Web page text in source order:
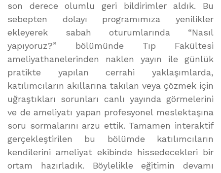
son derece olumlu geri bildirimler aldık. Bu
sebepten dolayı programımıza yenilikler
ekleyerek sabah oturumlarında “Nasıl
yapıyoruz?” bölümünde Tıp Fakültesi
ameliyathanelerinden naklen yayın ile günlük
pratikte yapılan cerrahi yaklaşımlarda,
katılımcıların akıllarına takılan veya çözmek için
uğraştıkları sorunları canlı yayında görmelerini
ve de ameliyatı yapan profesyonel meslektaşına
soru sormalarını arzu ettik. Tamamen interaktif
gerçekleştirilen bu bölümde katılımcıların
kendilerini ameliyat ekibinde hissedecekleri bir
ortam hazırladık. Böylelikle eğitimin devamı